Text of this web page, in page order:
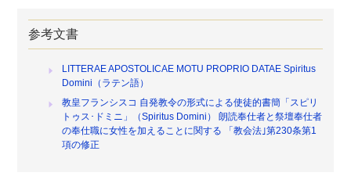
参考文書
LITTERAE APOSTOLICAE MOTU PROPRIO DATAE Spiritus
Domini（ラテン語）
教皇フランシスコ 自発教令の形式による使徒的書簡「スピリ
トゥス･ドミニ」（Spiritus Domini） 朗読奉仕者と祭壇奉仕者
の奉仕職に女性を加えることに関する 「教会法｣第230条第1
項の修正